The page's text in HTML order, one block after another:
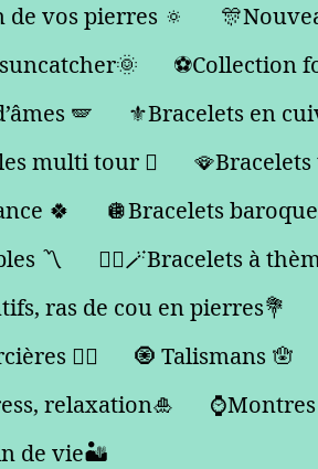
vos pierres 🔅
⚽️Collection
🪽
⚜️Bracelets en
multi tour 🪎
🍀
🪩Bracelets
〽️
🧞‍♂️🪄Bracelets à
ras de cou en pierres💐
🧙‍♀️
🧿 Talismans 🪬
relaxation🎍
⌚️Montres
de vie🏜️